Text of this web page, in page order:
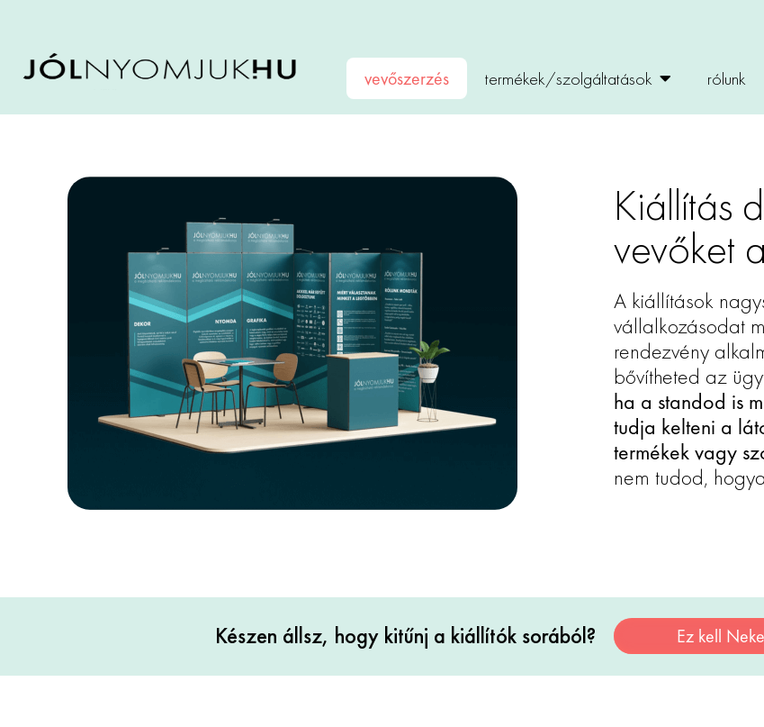
vevőszerzés termékek/szolgáltatások rólunk
Kiállítás
vevőket
A kiállítások
vállalkozásodat
rendezvény
bővítheted az
ha a standod is
tudja kelteni a
termékek vagy
nem tudod,
Készen állsz, hogy kitűnj a kiállítók sorából? Ez kell